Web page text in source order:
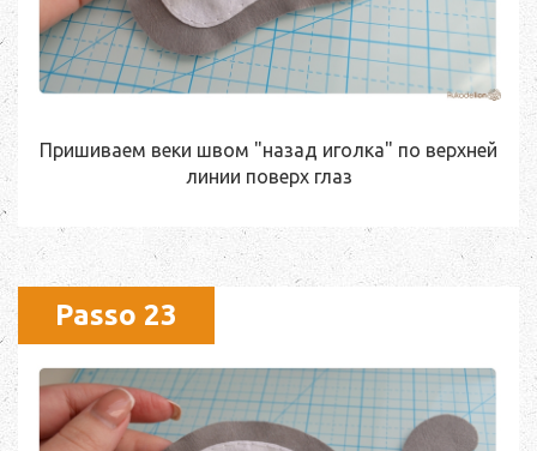
Пришиваем веки швом "назад иголка" по верхней
линии поверх глаз
Passo 23